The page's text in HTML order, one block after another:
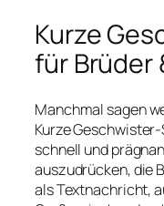
Kurze
für Brüder
Manchmal sagen
Kurze
schnell und
auszudrücken, die
als Textnachricht,